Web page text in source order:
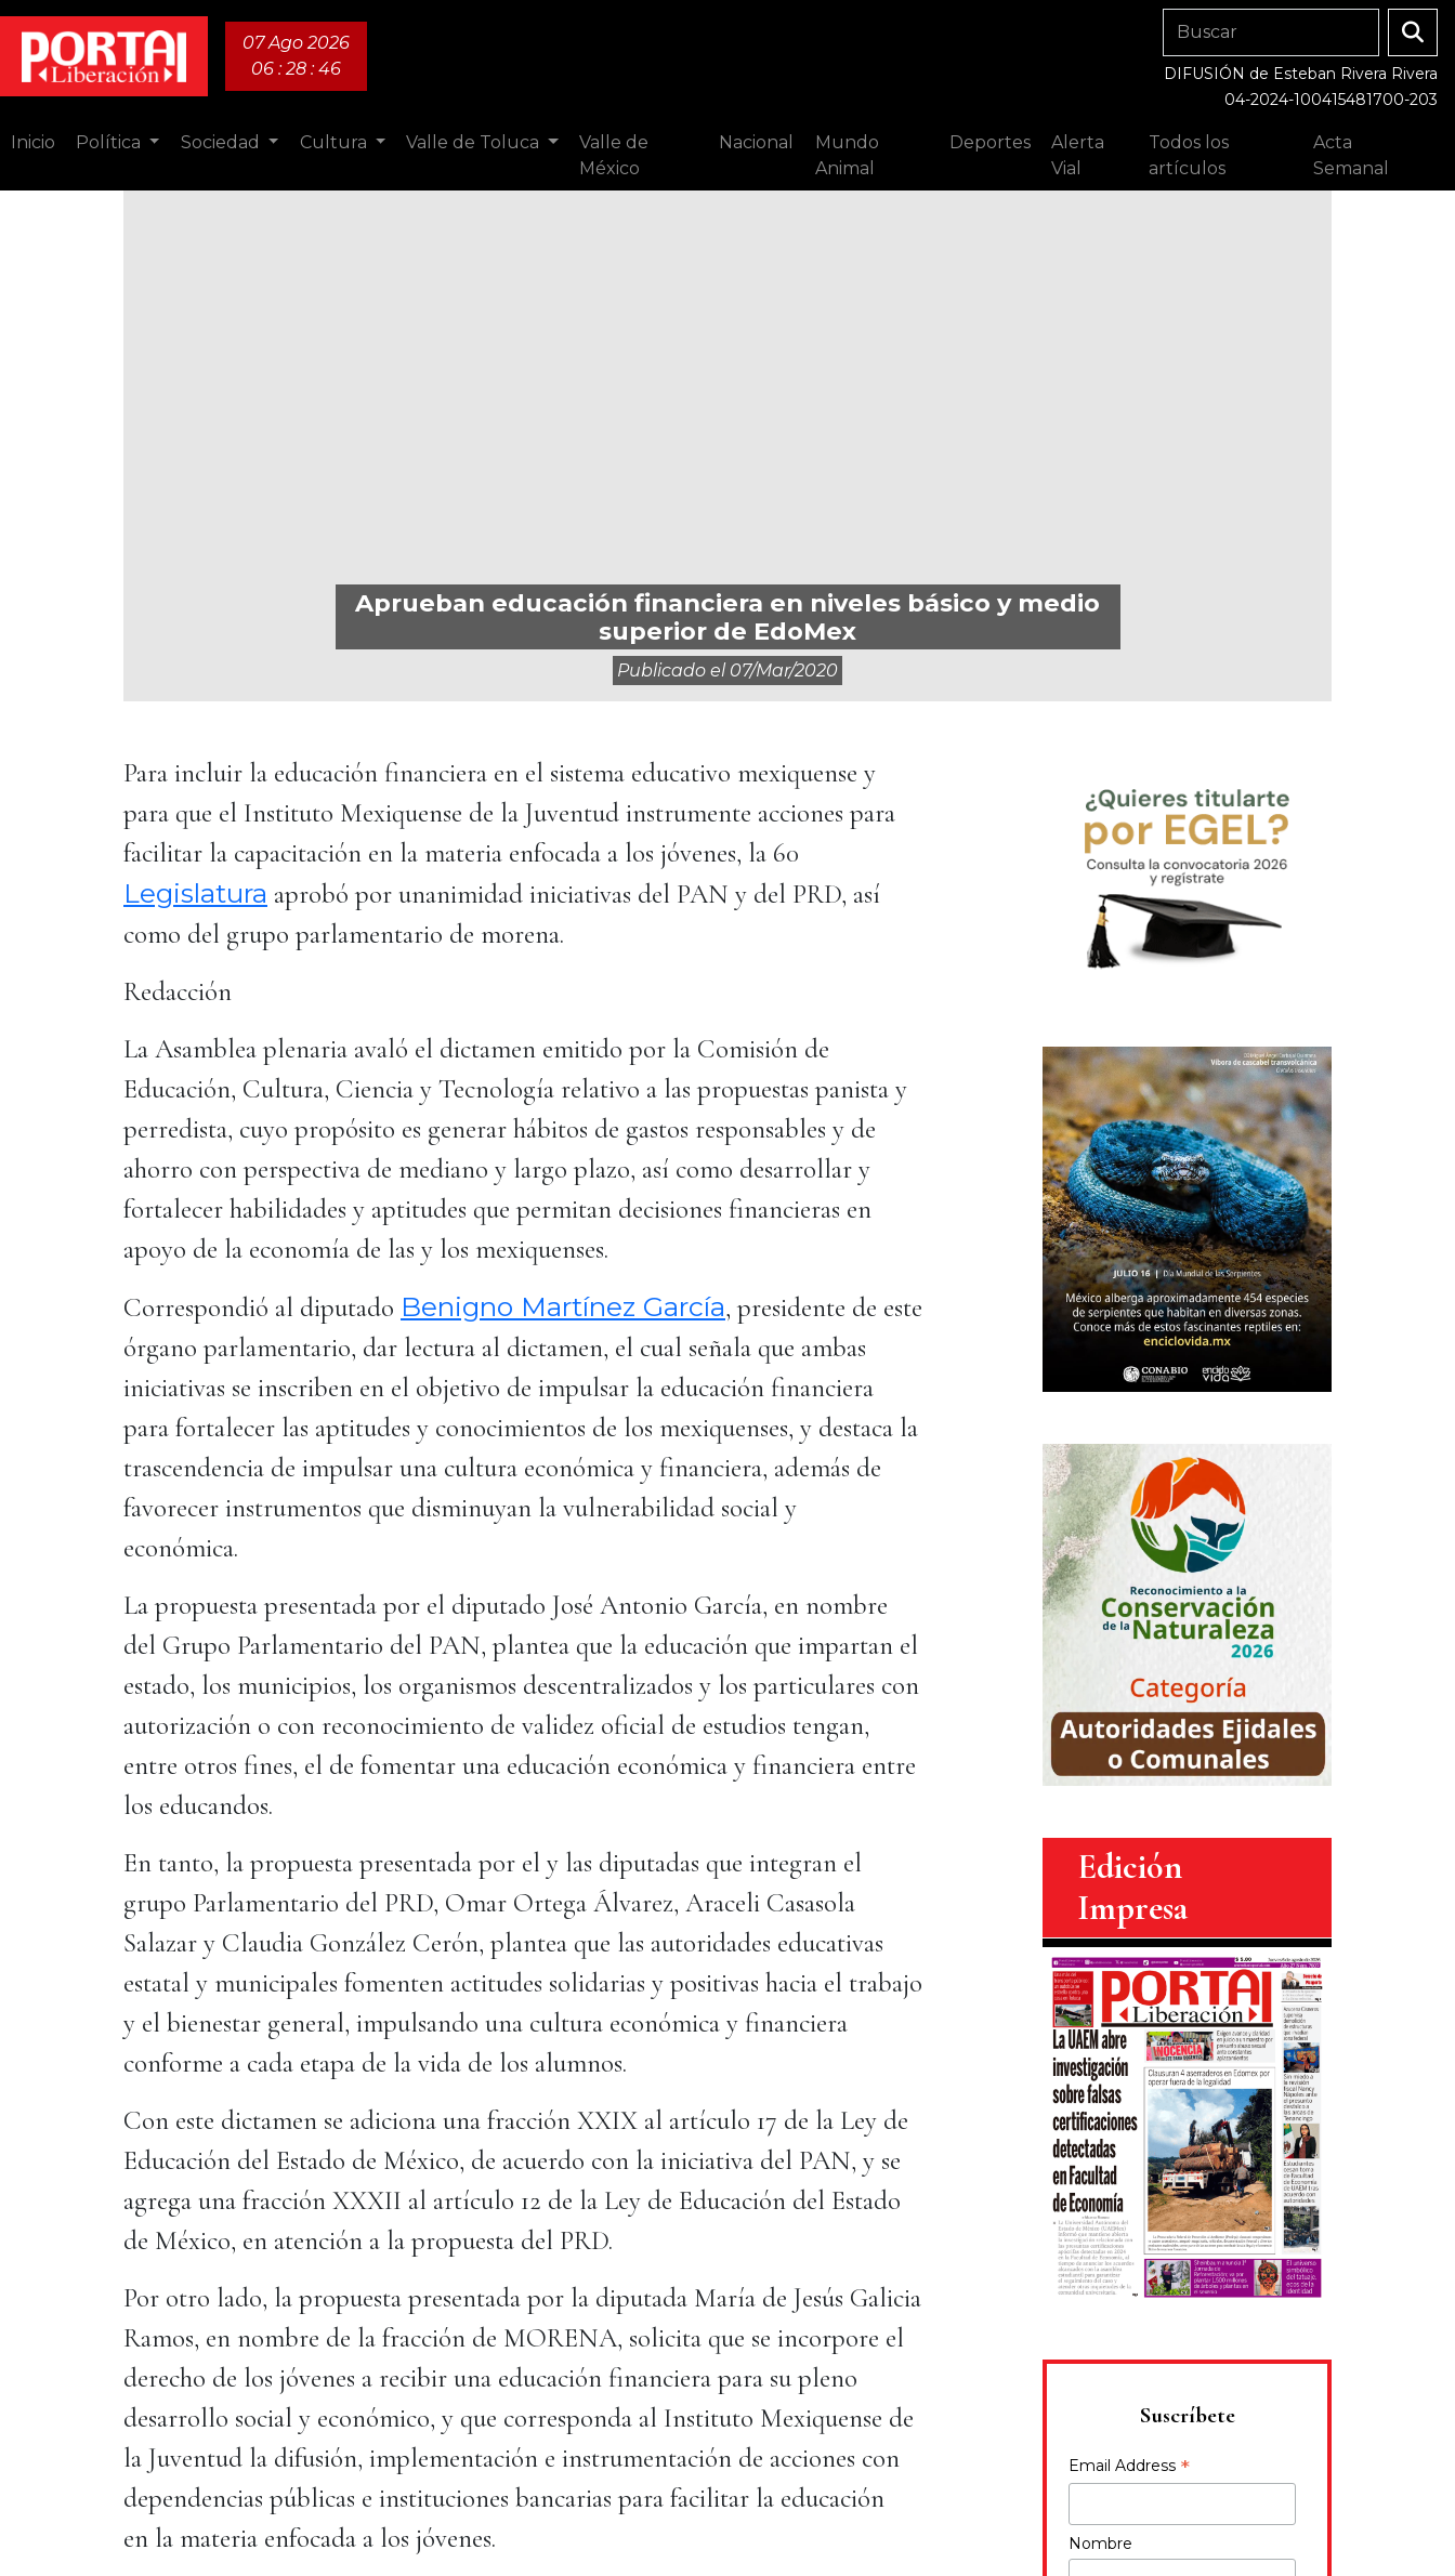
07 Ago 2026
06 : 28 : 47
DIFUSIÓN de Esteban Rivera Rivera
04-2024-100415481700-203
Inicio Política Sociedad Cultura Valle de Toluca
Valle de
México
Nacional
Mundo
Animal
Deportes
Alerta
Vial
Todos los
artículos
Acta
Semanal
Aprueban educación financiera en niveles básico y medio
superior de EdoMex
Publicado el 07/mar/2020
Para incluir la educación financiera en el sistema educativo mexiquense y
para que el Instituto Mexiquense de la Juventud instrumente acciones para
facilitar la capacitación en la materia enfocada a los jóvenes, la 60
Legislatura aprobó por unanimidad iniciativas del PAN y del PRD, así
como del grupo parlamentario de morena.
Redacción
La Asamblea plenaria avaló el dictamen emitido por la Comisión de
Educación, Cultura, Ciencia y Tecnología relativo a las propuestas panista y
perredista, cuyo propósito es generar hábitos de gastos responsables y de
ahorro con perspectiva de mediano y largo plazo, así como desarrollar y
fortalecer habilidades y aptitudes que permitan decisiones financieras en
apoyo de la economía de las y los mexiquenses.
Correspondió al diputado Benigno Martínez García, presidente de este
órgano parlamentario, dar lectura al dictamen, el cual señala que ambas
iniciativas se inscriben en el objetivo de impulsar la educación financiera
para fortalecer las aptitudes y conocimientos de los mexiquenses, y destaca la
trascendencia de impulsar una cultura económica y financiera, además de
favorecer instrumentos que disminuyan la vulnerabilidad social y
económica.
La propuesta presentada por el diputado José Antonio García, en nombre
del Grupo Parlamentario del PAN, plantea que la educación que impartan el
estado, los municipios, los organismos descentralizados y los particulares con
autorización o con reconocimiento de validez oficial de estudios tengan,
entre otros fines, el de fomentar una educación económica y financiera entre
los educandos.
En tanto, la propuesta presentada por el y las diputadas que integran el
grupo Parlamentario del PRD, Omar Ortega Álvarez, Araceli Casasola
Salazar y Claudia González Cerón, plantea que las autoridades educativas
estatal y municipales fomenten actitudes solidarias y positivas hacia el trabajo
y el bienestar general, impulsando una cultura económica y financiera
conforme a cada etapa de la vida de los alumnos.
Con este dictamen se adiciona una fracción XXIX al artículo 17 de la Ley de
Educación del Estado de México, de acuerdo con la iniciativa del PAN, y se
agrega una fracción XXXII al artículo 12 de la Ley de Educación del Estado
de México, en atención a la propuesta del PRD.
Por otro lado, la propuesta presentada por la diputada María de Jesús Galicia
Ramos, en nombre de la fracción de MORENA, solicita que se incorpore el
derecho de los jóvenes a recibir una educación financiera para su pleno
desarrollo social y económico, y que corresponda al Instituto Mexiquense de
la Juventud la difusión, implementación e instrumentación de acciones con
dependencias públicas e instituciones bancarias para facilitar la educación
en la materia enfocada a los jóvenes.
Edición
Impresa
Suscríbete
Email Address *
Nombre